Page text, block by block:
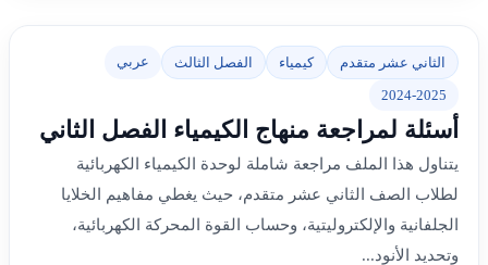
الثاني عشر متقدم كيمياء الفصل الثالث عربي
2024-2025
أسئلة لمراجعة منهاج الكيمياء الفصل الثاني
يتناول هذا الملف مراجعة شاملة لوحدة الكيمياء الكهربائية
لطلاب الصف الثاني عشر متقدم، حيث يغطي مفاهيم الخلايا
الجلفانية والإلكتروليتية، وحساب القوة المحركة الكهربائية،
وتحديد الأنود...